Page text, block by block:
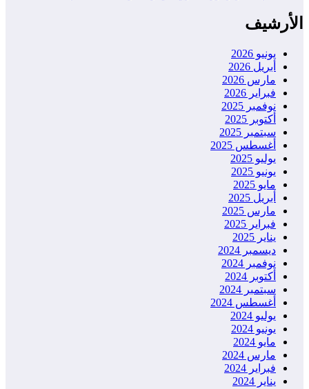
الأرشيف
يونيو 2026
أبريل 2026
مارس 2026
فبراير 2026
نوفمبر 2025
أكتوبر 2025
سبتمبر 2025
أغسطس 2025
يوليو 2025
يونيو 2025
مايو 2025
أبريل 2025
مارس 2025
فبراير 2025
يناير 2025
ديسمبر 2024
نوفمبر 2024
أكتوبر 2024
سبتمبر 2024
أغسطس 2024
يوليو 2024
يونيو 2024
مايو 2024
مارس 2024
فبراير 2024
يناير 2024